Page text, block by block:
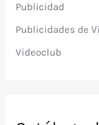
Publicidad
Publicidades de
Videoclub